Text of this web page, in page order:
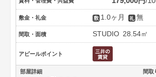
敷金・礼金 1.0ヶ月 無
間取・面積 STUDIO 28.54㎡
アピールポイント
部屋詳細 間取